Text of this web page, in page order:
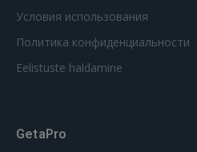
Условия использования
Политика конфиденциальности
Eelistuste haldamine
GetaPro